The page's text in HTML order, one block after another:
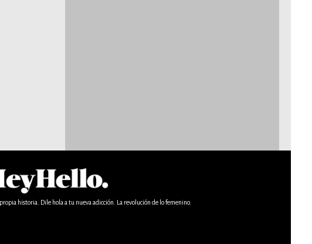
historia. Dile hola a tu nueva adicción. La revolución de lo femenino.